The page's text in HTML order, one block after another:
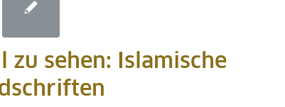
zu sehen: Islamische